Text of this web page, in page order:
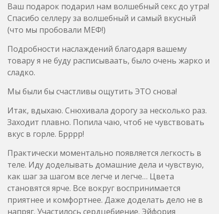
Ваш подарок подарил нам волшебный секс до утра!
Спасибо селлеру за волшебный и самый вкусный
(что мы пробовали МЕФ!)
Подробности наслаждений благодаря вашему
товару я не буду расписываать, было очень жарко и
сладко.
Мы были бы счастливы ощутить ЭТО снова!
Итак, вдыхаю. Снюхивала дорогу за несколько раз.
Заходит плавно. Попила чаю, чтоб не чувствовать
вкус в горле. Брррр!
Практически моментально появляется легкость в
теле. Иду доделывать домашние дела и чувствую,
как шаг за шагом все легче и легче… Цвета
становятся ярче. Все вокруг воспринимается
приятнее и комфортнее. Даже доделать дело не в
напряг. Участилось сердцебиение. Эйфория